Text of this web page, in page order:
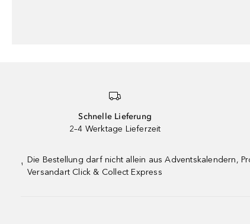
Schnelle Lieferung
2–4 Werktage Lieferzeit
¹
Die Bestellung darf nicht allein aus Adventskalendern,
Versandart Click & Collect Express